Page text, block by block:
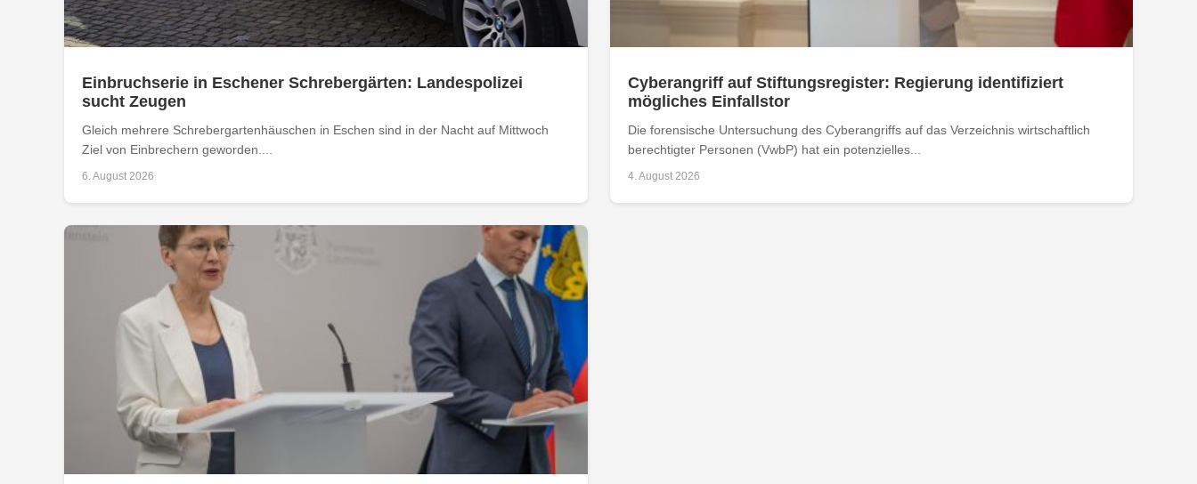
Einbruchserie in Eschener Schrebergärten: Landespolizei
sucht Zeugen
Gleich mehrere Schrebergartenhäuschen in Eschen sind in der Nacht auf Mittwoch
Ziel von Einbrechern geworden....
6. August 2026
Cyberangriff auf Stiftungsregister: Regierung identifiziert
mögliches Einfallstor
Die forensische Untersuchung des Cyberangriffs auf das Verzeichnis wirtschaftlich
berechtigter Personen (VwbP) hat ein potenzielles...
4. August 2026